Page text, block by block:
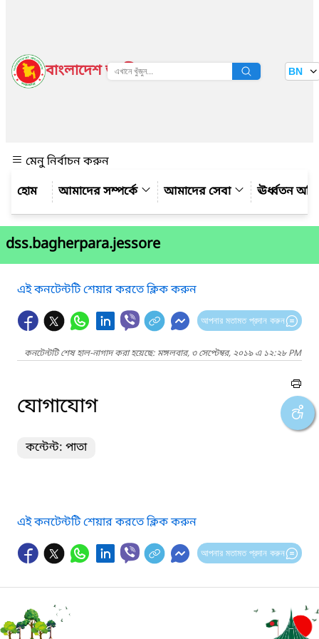
বাংলাদেশ জাতীয় তথ্য বাতায়ন BN
মেনু নির্বাচন করুন
আমাদের সম্পর্কে
আমাদের সেবা ঊর্ধ্বতন
dss.bagherpara.jessore
এই কনটেন্টটি শেয়ার করতে ক্লিক করুন
আপনার মতামত প্রদান করুন
কনটেন্টটি শেষ হাল-নাগাদ করা হয়েছে: মঙ্গলবার, ৩ সেপ্টেম্বর, ২০১৯ এ ১২:২৮ PM
যোগাযোগ
কন্টেন্ট: পাতা
এই কনটেন্টটি শেয়ার করতে ক্লিক করুন
আপনার মতামত প্রদান করুন